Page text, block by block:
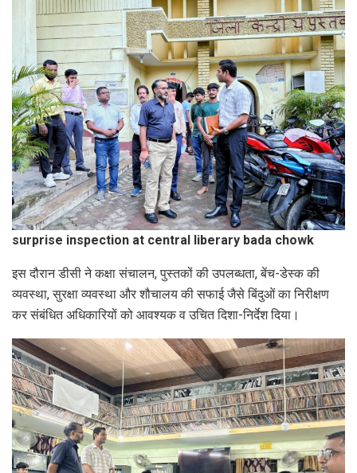
surprise inspection at central liberary bada chowk
इस दौरान डीसी ने कक्षा संचालन, पुस्तकों की उपलब्धता, बेंच-डेस्क की
व्यवस्था, सुरक्षा व्यवस्था और शौचालय की सफाई जैसे बिंदुओं का निरीक्षण
कर संबंधित अधिकारियों को आवश्यक व उचित दिशा-निर्देश दिया।